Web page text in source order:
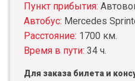
Пункт прибытия:
Автобус: Mercedes
Расстояние: 1700 км.
Время в пути: 34 ч.
Для заказа билета и